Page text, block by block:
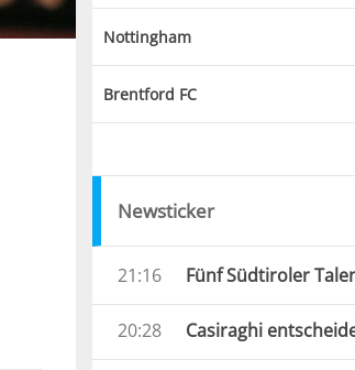
Nottingham
Brentford FC
Newsticker
21:16
20:28